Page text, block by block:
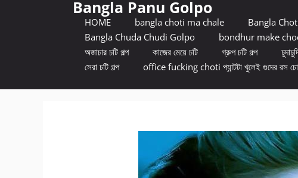
Bangla Panu Golpo
HOME bangla choti ma chale Bangla
Bangla Chuda Chudi Golpo
bondhur make
অজাচার চটি গল্প
কাজের মেয়ে চটি গ্রুপ চটি গল্প
সেরা চটি গল্প
office fucking choti প্যান্টটা খুলেই গুদের রস